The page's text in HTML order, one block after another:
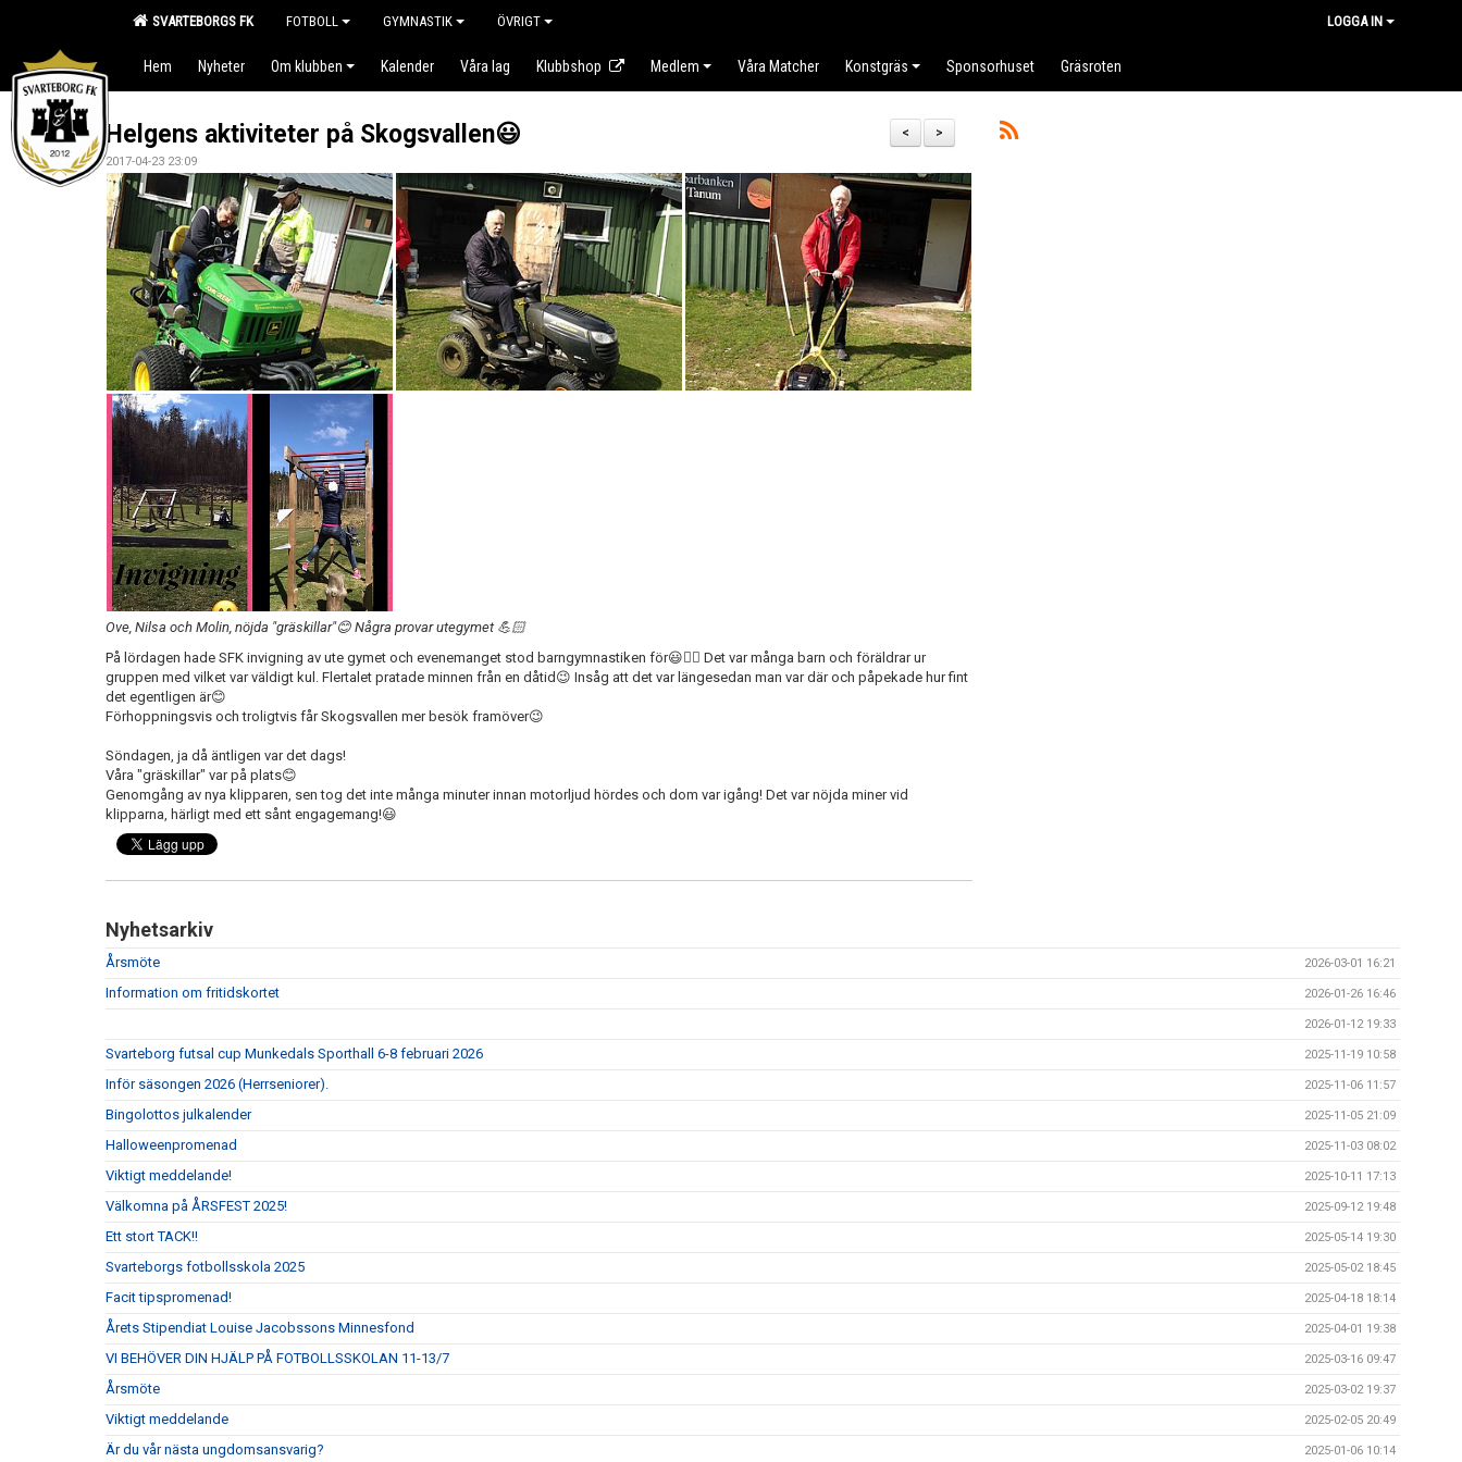
SVARTEBORGS FK FOTBOLL GYMNASTIK ÖVRIGT LOGGA IN
Hem Nyheter Om klubben Kalender Våra lag Klubbshop Medlem Våra Matcher Konstgräs Sponsorhuset Gräsroten
>
<
Helgens aktiviteter på Skogsvallen😃
2017-04-23 23:09
Ove, Nilsa och Molin, nöjda "gräskillar"😊 Några provar utegymet 💪🏻
På lördagen hade SFK invigning av ute gymet och evenemanget stod barngymnastiken för😃👍🏻 Det var många barn och föräldrar ur
gruppen med vilket var väldigt kul. Flertalet pratade minnen från en dåtid😉 Insåg att det var längesedan man var där och påpekade hur fint
det egentligen är😊
Förhoppningsvis och troligtvis får Skogsvallen mer besök framöver😉
Söndagen, ja då äntligen var det dags!
Våra "gräskillar" var på plats😊
Genomgång av nya klipparen, sen tog det inte många minuter innan motorljud hördes och dom var igång! Det var nöjda miner vid
klipparna, härligt med ett sånt engagemang!😃
Nyhetsarkiv
Årsmöte 2026-03-01 16:21
Information om fritidskortet 2026-01-26 16:46
2026-01-12 19:33
Svarteborg futsal cup Munkedals Sporthall 6-8 februari 2026 2025-11-19 10:58
Inför säsongen 2026 (Herrseniorer). 2025-11-06 11:57
Bingolottos julkalender 2025-11-05 21:09
Halloweenpromenad 2025-11-03 08:02
Viktigt meddelande! 2025-10-11 17:13
Välkomna på ÅRSFEST 2025! 2025-09-12 19:48
Ett stort TACK!! 2025-05-14 19:30
Svarteborgs fotbollsskola 2025 2025-05-02 18:45
Facit tipspromenad! 2025-04-18 18:14
Årets Stipendiat Louise Jacobssons Minnesfond 2025-04-01 19:38
VI BEHÖVER DIN HJÄLP PÅ FOTBOLLSSKOLAN 11-13/7 2025-03-16 09:47
Årsmöte 2025-03-02 19:37
Viktigt meddelande 2025-02-05 20:49
Är du vår nästa ungdomsansvarig? 2025-01-06 10:14